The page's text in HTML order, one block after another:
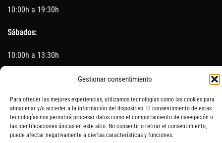
Gestionar consentimiento
Para ofrecer las mejores experiencias, utilizamos tecnologías como las cookies para
almacenar y/o acceder a la información del dispositivo. El consentimiento de estas
tecnologías nos permitirá procesar datos como el comportamiento de navegación o
las identificaciones únicas en este sitio. No consentir o retirar el consentimiento,
puede afectar negativamente a ciertas características y funciones.
10:00h a 19:30h
Sábados:
10:00h a 13:30h
(Cerrado los Sábados en Agosto)
Sin servicio de taller del 15 de Agosto al 5 de septiembre